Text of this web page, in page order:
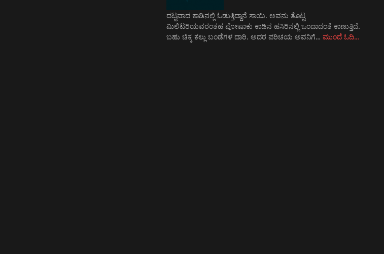
ದಟ್ಟವಾದ ಕಾಡಿನಲ್ಲಿ ಓಡುತ್ತಿದ್ದಾನೆ ಸಾಯಿ. ಅವನು ತೊಟ್ಟ
ಮಿಲಿಟರಿಯವರಂತಹ ಪೋಷಾಕು ಕಾಡಿನ ಹಸಿರಿನಲ್ಲಿ ಒಂದಾದಂತೆ ಕಾಣುತ್ತಿದೆ.
ಬಹು ಚಿಕ್ಕ ಕಲ್ಲು ಬಂಡೆಗಳ ದಾರಿ. ಅದರ ಪರಿಚಯ ಅವನಿಗೆ…ಮುಂದೆ ಓದಿ…